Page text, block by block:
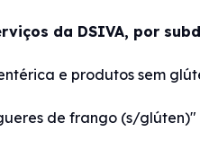
da DSIVA, por
e produtos sem
de frango (s/glúten)"